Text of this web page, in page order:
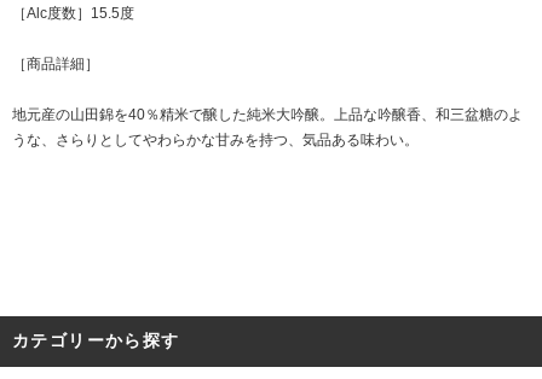
［Alc度数］15.5度
［商品詳細］
地元産の山田錦を40％精米で醸した純米大吟醸。上品な吟醸香、和三盆糖のよ
うな、さらりとしてやわらかな甘みを持つ、気品ある味わい。
カテゴリーから探す